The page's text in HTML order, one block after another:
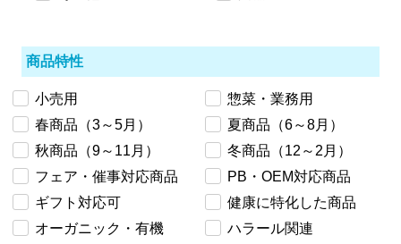
商品特性
小売用
惣菜・業務用
春商品（3～5月）
夏商品（6～8月）
秋商品（9～11月）
冬商品（12～2月）
フェア・催事対応商品
PB・OEM対応商品
ギフト対応可
健康に特化した商品
オーガニック・有機
ハラール関連